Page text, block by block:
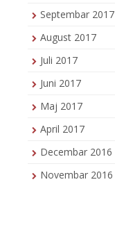
Septembar 2017
August 2017
Juli 2017
Juni 2017
Maj 2017
April 2017
Decembar 2016
Novembar 2016